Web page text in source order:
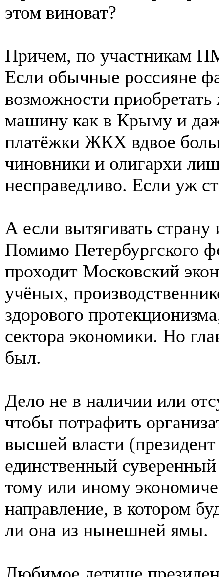
этом виноват?
Причем, по участникам
Если обычные россияне
возможности
машину как в Крыму и
платёжки ЖКХ вдвое
чиновники и олигархи
несправедливо. Если уж
А если вытягивать страну
Помимо Петербургского
проходит Московский
учёных,
здорового
сектора экономики. Но
был.
Дело не в наличии или
чтобы потрафить
высшей власти
единственный
тому или иному
направление, в котором
ли она из нынешней ямы.